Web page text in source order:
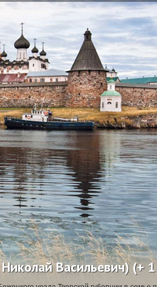
Васильевич) (+